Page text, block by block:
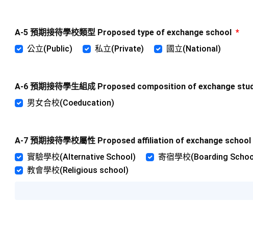
A-5 預期接待學校類型 Proposed type of exchange school *
公立(Public)
私立(Private) 國立(National)
A-6 預期接待學生組成 Proposed composition of exchange
男女合校(Coeducation)
A-7 預期接待學校屬性 Proposed affiliation of exchange school
實驗學校(Alternative School)
寄宿學校(Boarding
教會學校(Religious school)